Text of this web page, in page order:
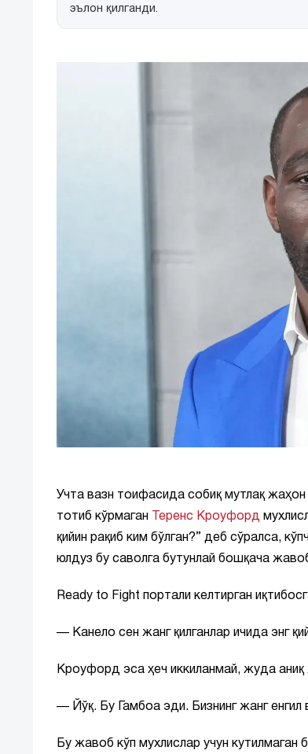
эълон қилганди.
Учта вазн тоифасида собиқ мутлақ жаҳон
тотиб кўрмаган
Теренс Кроуфорд
қийин рақиб ким бўлган?” деб сўралса,
юлдуз бу саволга бутунлай бошқача
Ready to Fight портали келтирган
— Канело сен жанг қилганлар ичида энг
Кроуфорд эса ҳеч иккиланмай, жуда аниқ
— Йўқ. Бу Гамбоа эди. Бизнинг жанг енгил
Бу жавоб кўп мухлислар учун кутилмаган